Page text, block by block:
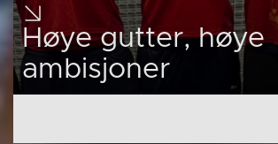
Høye gutter, høye
ambisjoner